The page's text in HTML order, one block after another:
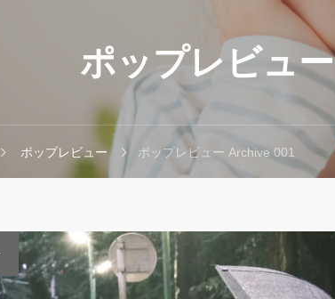
ポップレビュー
ポップレビュー ポップレビュー Archive 001